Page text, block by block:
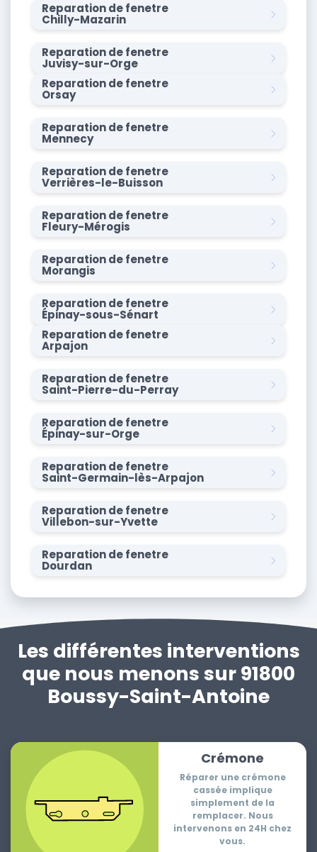
Reparation de fenetre
Chilly-Mazarin
Reparation de fenetre
Juvisy-sur-Orge
Reparation de fenetre
Orsay
Reparation de fenetre
Mennecy
Reparation de fenetre
Verrières-le-Buisson
Reparation de fenetre
Fleury-Mérogis
Reparation de fenetre
Morangis
Reparation de fenetre
Épinay-sous-Sénart
Reparation de fenetre
Arpajon
Reparation de fenetre
Saint-Pierre-du-Perray
Reparation de fenetre
Épinay-sur-Orge
Reparation de fenetre
Saint-Germain-lès-Arpajon
Reparation de fenetre
Villebon-sur-Yvette
Reparation de fenetre
Dourdan
Les différentes interventions
que nous menons sur 91800
Boussy-Saint-Antoine
Crémone
Réparer une crémone
cassée implique
simplement de la
remplacer. Nous
intervenons en 24H chez
vous.